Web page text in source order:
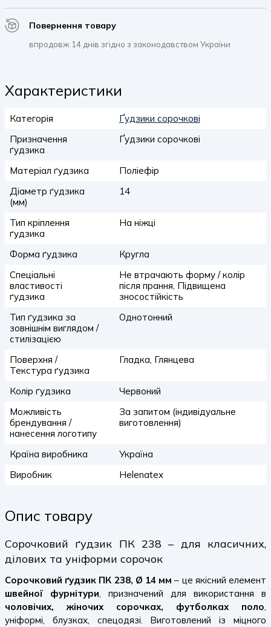
Повернення товару
впродовж 14 днів згідно з законодавством України
Характеристики
Категорія
Ґудзики сорочкові
Призначення
ґудзика
Ґудзики сорочкові
Матеріал ґудзика
Поліефір
Діаметр ґудзика
(мм)
14
Тип кріплення
ґудзика
На ніжці
Форма ґудзика
Кругла
Спеціальні
властивості
ґудзика
Не втрачають форму / колір
після прання, Підвищена
зносостійкість
Тип ґудзика за
зовнішнім виглядом /
стилізацією
Однотонний
Поверхня /
Текстура ґудзика
Гладка, Глянцева
Колір ґудзика
Червоний
Можливість
брендування /
нанесення логотипу
За запитом (індивідуальне
виготовлення)
Країна виробника
Україна
Виробник
Helenatex
Опис товару
Сорочковий ґудзик ПК 238 – для класичних,
ділових та уніформи сорочок
Сорочковий ґудзик ПК 238, Ø 14 мм – це якісний елемент
швейної фурнітури, призначений для використання в
чоловічих, жіночих сорочках, футболках поло,
уніформі, блузках, спецодязі. Виготовлений із міцного